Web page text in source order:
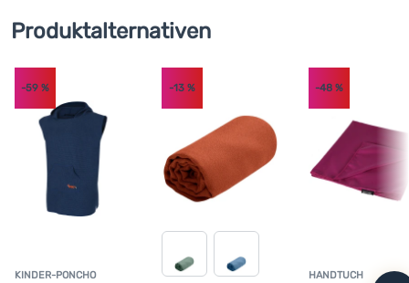
Club
Beratung
Hilfe &
Kontakte
Über
Anmelden /
Produktalternativen
KINDER-PONCHO
-59 % -13 %
HANDTUCH
-48 %